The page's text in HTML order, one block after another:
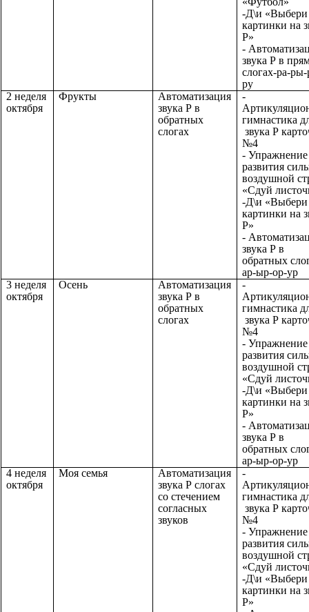
-Д\и «Выбери
картинки на
Р»
-
звука Р в
слогах-ра-
ру
2 неделя
октября
Фрукты
Автоматизация
звука Р в
обратных
слогах
-
гимнастика
звука Р
№4
- Упражнение
развития
воздушной
«Сдуй
-Д\и «Выбери
картинки на
Р»
-
звука Р в
обратных
ар-ыр-ор-ур
3 неделя
октября
Осень
Автоматизация
звука Р в
обратных
слогах
-
гимнастика
звука Р
№4
- Упражнение
развития
воздушной
«Сдуй
-Д\и «Выбери
картинки на
Р»
-
звука Р в
обратных
ар-ыр-ор-ур
4 неделя
октября
Моя семья
Автоматизация
звука Р слогах
со стечением
согласных
звуков
-
гимнастика
звука Р
№4
- Упражнение
развития
воздушной
«Сдуй
-Д\и «Выбери
картинки на
Р»